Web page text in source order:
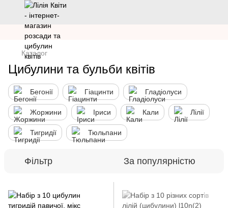
Каталог
Цибулини та бульби квітів
Бегонії Гіацинти Гладіолуси
Жоржини Іриси Кали Лілії
Тигридії Тюльпани
Фільтр За популярністю